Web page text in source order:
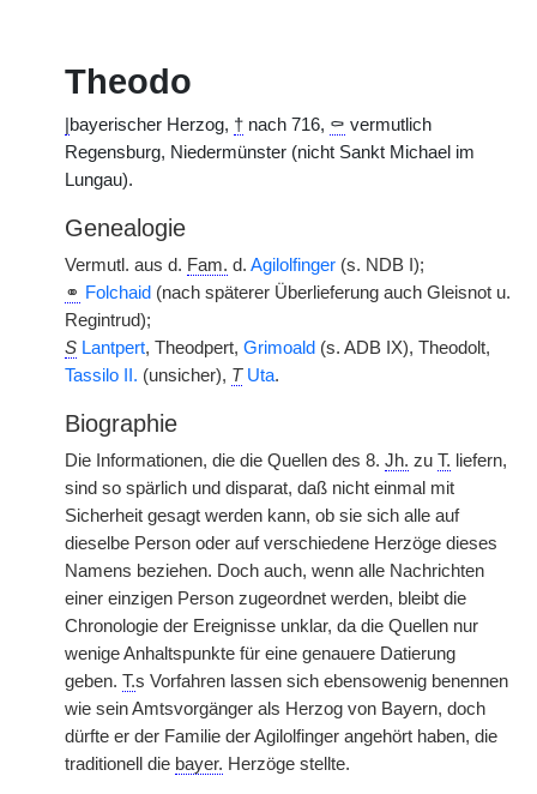
Theodo
bayerischer Herzog, † nach 716, ⚰ vermutlich
Regensburg, Niedermünster (nicht Sankt Michael im
Lungau).
Genealogie
Vermutl. aus d. Fam. d. Agilolfinger (s. NDB I);
⚭ Folchaid (nach späterer Überlieferung auch Gleisnot u.
Regintrud);
S Lantpert, Theodpert, Grimoald (s. ADB IX), Theodolt,
Tassilo II. (unsicher), T Uta.
Biographie
Die Informationen, die die Quellen des 8. Jh. zu T. liefern,
sind so spärlich und disparat, daß nicht einmal mit
Sicherheit gesagt werden kann, ob sie sich alle auf
dieselbe Person oder auf verschiedene Herzöge dieses
Namens beziehen. Doch auch, wenn alle Nachrichten
einer einzigen Person zugeordnet werden, bleibt die
Chronologie der Ereignisse unklar, da die Quellen nur
wenige Anhaltspunkte für eine genauere Datierung
geben. T.s Vorfahren lassen sich ebensowenig benennen
wie sein Amtsvorgänger als Herzog von Bayern, doch
dürfte er der Familie der Agilolfinger angehört haben, die
traditionell die bayer. Herzöge stellte.